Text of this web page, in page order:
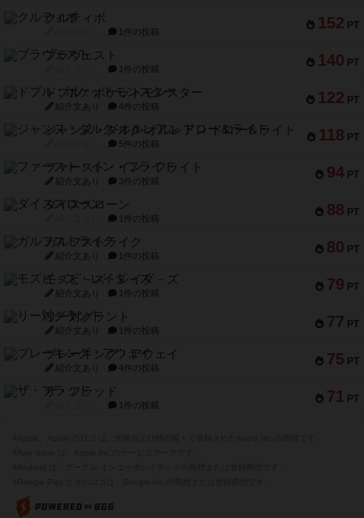
152 PT
クルティボ
1件の投稿
140 PT
ブラヴェスト
1件の投稿
122 PT
ドブル：ポケットモンスター
紹介文あり 4件の投稿
118 PT
ジャンヌ・ダルク-オルレアン ドロー＆ライト
5件の投稿
94 PT
ファースト・イン・フライト
紹介文あり 3件の投稿
88 PT
ダイススローン
1件の投稿
80 PT
ガルフストライク
紹介文あり 1件の投稿
79 PT
モズビ－ズ・レイダ－ズ
紹介文あり 1件の投稿
77 PT
リー対グラント
紹介文あり 1件の投稿
75 PT
ブレーキング・アウェイ
紹介文あり 4件の投稿
71 PT
ザ・フラッド
1件の投稿